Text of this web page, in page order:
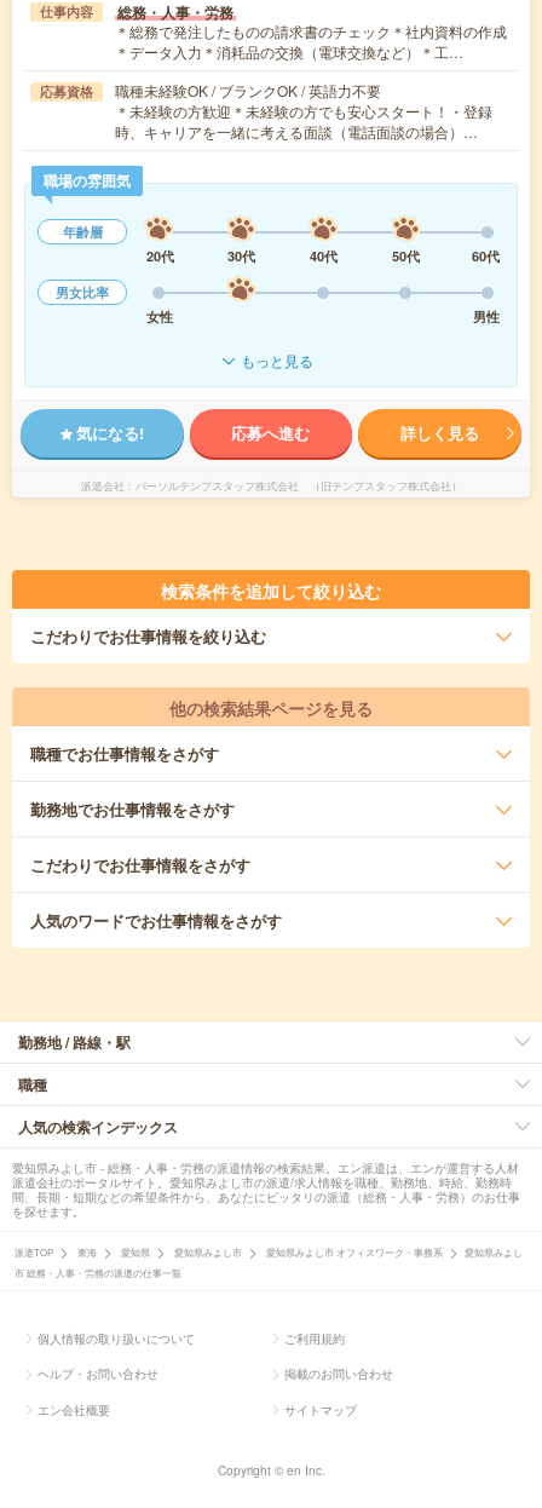
仕事内容 総務・人事・労務
＊総務で発注したものの請求書のチェック＊社内資料の作成
＊データ入力＊消耗品の交換（電球交換など）＊工…
応募資格
職種未経験OK / ブランクOK / 英語力不要
＊未経験の方歓迎＊未経験の方でも安心スタート！・登録
時、キャリアを一緒に考える面談（電話面談の場合）…
職場の雰囲気
年齢層
20代
30代 40代 50代
60代
男女比率
女性
男性
もっと見る
気になる! 応募へ進む 詳しく見る
派遣会社 パーソルテンプスタッフ株式会社 （旧テンプスタッフ株式会社）
検索条件を追加して絞り込む
こだわりでお仕事情報を絞り込む
他の検索結果ページを見る
職種でお仕事情報をさがす
勤務地でお仕事情報をさがす
こだわりでお仕事情報をさがす
人気のワードでお仕事情報をさがす
勤務地 / 路線・駅
職種
人気の検索インデックス
愛知県みよし市 - 総務・人事・労務の派遣情報の検索結果。エン派遣は、エンが運営する人材
派遣会社のポータルサイト。愛知県みよし市の派遣/求人情報を職種、勤務地、時給、勤務時
間、長期・短期などの希望条件から、あなたにピッタリの派遣（総務・人事・労務）のお仕事
を探せます。
派遣TOP 東海 愛知県 愛知県みよし市 愛知県みよし市 オフィスワーク・事務系
愛知県みよし
市 総務・人事・労務の派遣の仕事一覧
個人情報の取り扱いについて ご利用規約
ヘルプ・お問い合わせ 掲載のお問い合わせ
エン会社概要 サイトマップ
Copyright © en Inc.